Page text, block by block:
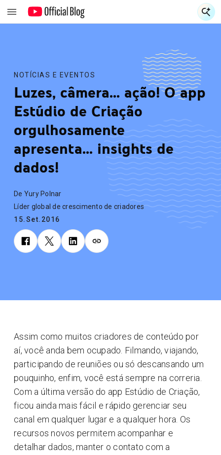
NOTÍCIAS E EVENTOS
Luzes, câmera... ação! O app
Estúdio de Criação
orgulhosamente
apresenta... insights de
dados!
De Yury Polnar
Líder global de crescimento de criadores
15.Set.2016
Assim como muitos criadores de conteúdo por
aí, você anda bem ocupado. Filmando, viajando,
participando de reuniões ou só descansando um
pouquinho, enfim, você está sempre na correria.
Com a última versão do app Estúdio de Criação,
ficou ainda mais fácil e rápido gerenciar seu
canal em qualquer lugar e a qualquer hora. Os
recursos novos permitem acompanhar e
detalhar dados, manter o contato com a